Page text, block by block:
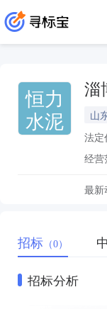
恒力
水泥
淄
山
法定
经营
最新
招标 （0）
招标分析